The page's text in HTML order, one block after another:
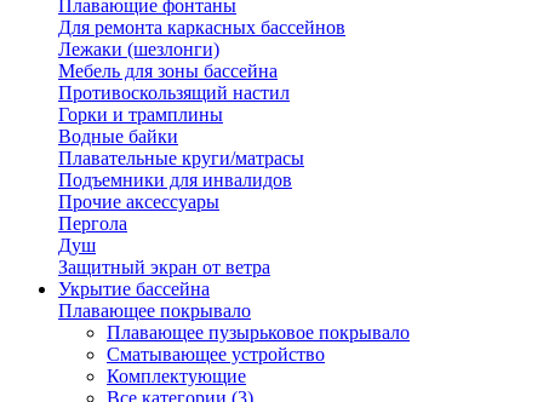
Плавающие фонтаны
Для ремонта каркасных бассейнов
Лежаки (шезлонги)
Мебель для зоны бассейна
Противоскользящий настил
Горки и трамплины
Водные байки
Плавательные круги/матрасы
Подъемники для инвалидов
Прочие аксессуары
Пергола
Душ
Защитный экран от ветра
Укрытие бассейна
Плавающее покрывало
Плавающее пузырьковое покрывало
Сматывающее устройство
Комплектующие
Все категории (3)